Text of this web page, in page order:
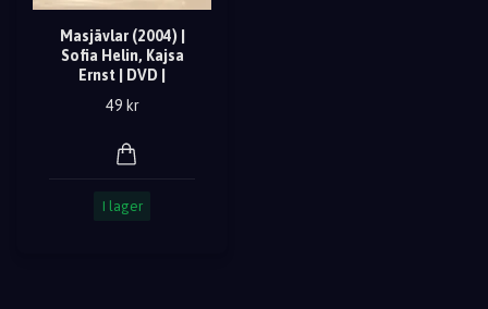
Masjävlar (2004) |
Sofia Helin, Kajsa
Ernst | DVD |
49 kr
I lager